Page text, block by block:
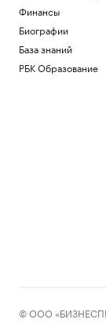
Финансы
Биографии
База знаний
РБК Образование
© ООО